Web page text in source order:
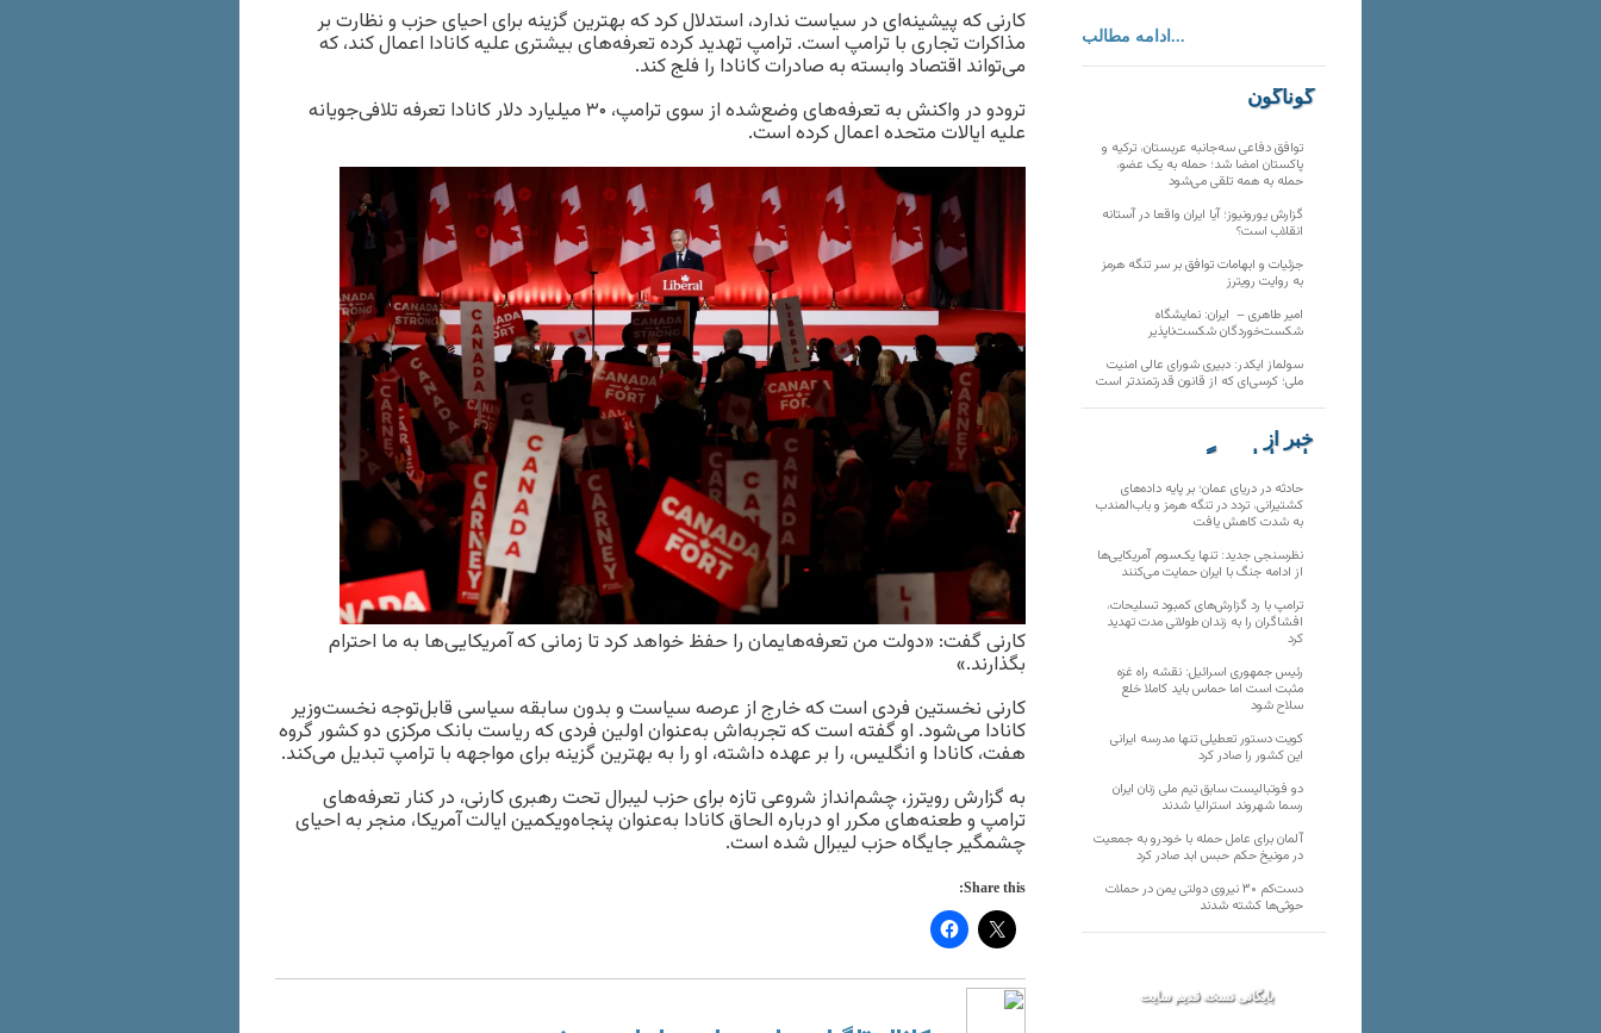
کارنی که پیشینه‌ای در سیاست ندارد، استدلال کرد که بهترین گزینه برای احیای حزب و نظارت بر
مذاکرات تجاری با ترامپ است. ترامپ تهدید کرده تعرفه‌های بیشتری علیه کانادا اعمال کند، که
می‌تواند اقتصاد وابسته به صادرات کانادا را فلج کند.
ترودو در واکنش به تعرفه‌های وضع‌شده از سوی ترامپ، ۳۰ میلیارد دلار کانادا تعرفه تلافی‌جویانه
علیه ایالات متحده اعمال کرده است.
کارنی گفت: «دولت من تعرفه‌هایمان را حفظ خواهد کرد تا زمانی که آمریکایی‌ها به ما احترام
بگذارند.»
کارنی نخستین فردی است که خارج از عرصه سیاست و بدون سابقه سیاسی قابل‌توجه نخست‌وزیر
کانادا می‌شود. او گفته است که تجربه‌اش به‌عنوان اولین فردی که ریاست بانک مرکزی دو کشور گروه
هفت، کانادا و انگلیس، را بر عهده داشته، او را به بهترین گزینه برای مواجهه با ترامپ تبدیل می‌کند.
به گزارش رویترز، چشم‌انداز شروعی تازه برای حزب لیبرال تحت رهبری کارنی، در کنار تعرفه‌های
ترامپ و طعنه‌های مکرر او درباره الحاق کانادا به‌عنوان پنجاه‌ویکمین ایالت آمریکا، منجر به احیای
چشمگیر جایگاه حزب لیبرال شده است.
Share this:
ادامه مطالب...
گوناگون
توافق دفاعی سه‌جانبه عربستان، ترکیه و
پاکستان امضا شد؛ حمله به یک عضو،
حمله به همه تلقی می‌شود
گزارش یورونیوز؛ آیا ایران واقعا در آستانه
انقلاب است؟
جزئیات و ابهامات توافق بر سر تنگه هرمز
به روایت رویترز
امیر طاهری – ایران: نمایشگاه
شکست‌خوردگان شکست‌ناپذیر
سولماز ایکدر: دبیری شورای عالی امنیت
ملی؛ کرسی‌ای که از قانون قدرتمندتر است
خبر از
تارنماهای دیگر
حادثه در دریای عمان؛ بر پایه داده‌های
کشتیرانی، تردد در تنگه هرمز و باب‌المندب
به شدت کاهش یافت
نظرسنجی جدید: تنها یک‌سوم آمریکایی‌ها
از ادامه جنگ با ایران حمایت می‌کنند
ترامپ با رد گزارش‌های کمبود تسلیحات،
افشاگران را به زندان طولانی مدت تهدید
کرد
رئیس‌ جمهوری اسرائیل: نقشه راه غزه
مثبت است اما حماس باید کاملا خلع
سلاح شود
کویت دستور تعطیلی تنها مدرسه ایرانی
این کشور را صادر کرد
دو فوتبالیست سابق تیم ملی زنان ایران
رسما شهروند استرالیا شدند
آلمان برای عامل حمله با خودرو به جمعیت
در مونیخ حکم حبس ابد صادر کرد
دست‌کم ۳۰ نیروی دولتی یمن در حملات
حوثی‌ها کشته شدند
بایگانی نسخه قدیم سایت